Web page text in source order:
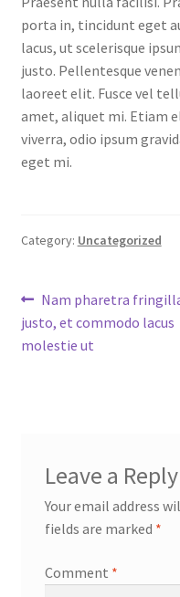
porta in, tincidunt eget
lacus, ut scelerisque
justo. Pellentesque
laoreet elit. Fusce vel
amet, aliquet mi. Etiam
viverra, odio ipsum
eget mi.
Category: Uncategorized
Post
navigation
Previous
post:
Nam pharetra
justo, et commodo lacus
molestie ut
Leave a Reply
Your email address
fields are marked *
Comment *